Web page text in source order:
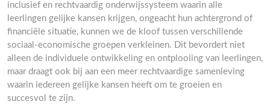
inclusief en rechtvaardig onderwijssysteem waarin alle
leerlingen gelijke kansen krijgen, ongeacht hun achtergrond of
financiële situatie, kunnen we de kloof tussen verschillende
sociaal-economische groepen verkleinen. Dit bevordert niet
alleen de individuele ontwikkeling en ontplooiing van leerlingen,
maar draagt ook bij aan een meer rechtvaardige samenleving
waarin iedereen gelijke kansen heeft om te groeien en
succesvol te zijn.